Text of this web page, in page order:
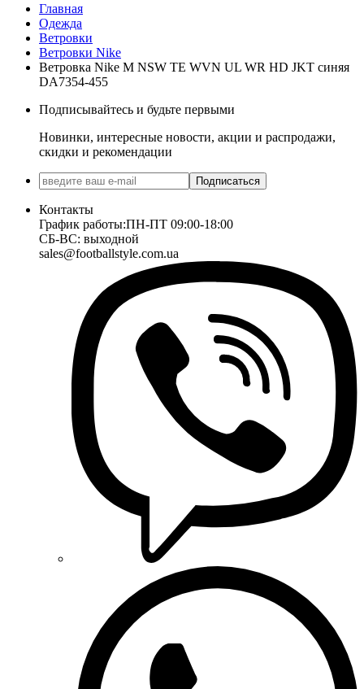
Главная
Одежда
Ветровки
Ветровки Nike
Ветровка Nike M NSW TE WVN UL WR HD JKT синяя
DA7354-455
Подписывайтесь и будьте первыми
Новинки, интересные новости, акции и распродажи,
скидки и рекомендации
Подписаться
Контакты
График работы:ПН-ПТ 09:00-18:00
СБ-ВС: выходной
sales@footballstyle.com.ua